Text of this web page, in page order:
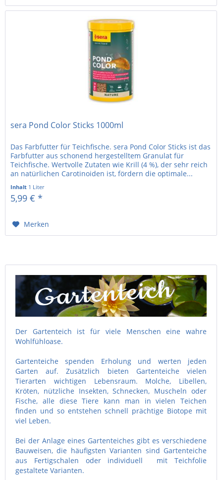
sera Pond Color Sticks 1000ml
Das Farbfutter für Teichfische. sera Pond Color Sticks ist das
Farbfutter aus schonend hergestelltem Granulat für
Teichfische. Wertvolle Zutaten wie Krill (4 %), der sehr reich
an natürlichen Carotinoiden ist, fördern die optimale...
Inhalt 1 Liter
5,99 € *
Merken
Der Gartenteich ist für viele Menschen eine wahre
Wohlfühloase.
Gartenteiche spenden Erholung und werten jeden
Garten auf. Zusätzlich bieten Gartenteiche vielen
Tierarten wichtigen Lebensraum. Molche, Libellen,
Kröten, nützliche Insekten, Schnecken, Muscheln oder
Fische, alle diese Tiere kann man in vielen Teichen
finden und so entstehen schnell prächtige Biotope mit
viel Leben.
Bei der Anlage eines Gartenteiches gibt es verschiedene
Bauweisen, die häufigsten Varianten sind Gartenteiche
aus Fertigschalen oder individuell mit Teichfolie
gestaltete Varianten.